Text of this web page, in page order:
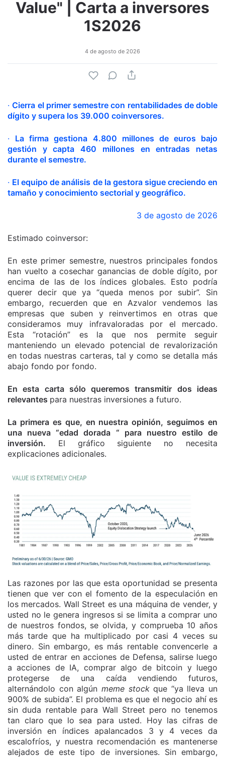
Value" | Carta a inversores
1S2026
4 de agosto de 2026
·Cierra el primer semestre con rentabilidades de doble
dígito y supera los 39.000 coinversores.
· La firma gestiona 4.800 millones de euros bajo
gestión y capta 460 millones en entradas netas
durante el semestre.
· El equipo de análisis de la gestora sigue creciendo en
tamaño y conocimiento sectorial y geográfico.
3 de agosto de 2026
Estimado coinversor:
En este primer semestre, nuestros principales fondos
han vuelto a cosechar ganancias de doble dígito, por
encima de las de los índices globales. Esto podría
querer decir que ya “queda menos por subir”. Sin
embargo, recuerden que en Azvalor vendemos las
empresas que suben y reinvertimos en otras que
consideramos muy infravaloradas por el mercado.
Esta “rotación” es la que nos permite seguir
manteniendo un elevado potencial de revalorización
en todas nuestras carteras, tal y como se detalla más
abajo fondo por fondo.
En esta carta sólo queremos transmitir dos ideas
relevantes para nuestras inversiones a futuro.
La primera es que, en nuestra opinión, seguimos en
una nueva “edad dorada “ para nuestro estilo de
inversión. El gráfico siguiente no necesita
explicaciones adicionales.
Las razones por las que esta oportunidad se presenta
tienen que ver con el fomento de la especulación en
los mercados. Wall Street es una máquina de vender, y
usted no le genera ingresos si se limita a comprar uno
de nuestros fondos, se olvida, y comprueba 10 años
más tarde que ha multiplicado por casi 4 veces su
dinero. Sin embargo, es más rentable convencerle a
usted de entrar en acciones de Defensa, salirse luego
a acciones de IA, comprar algo de bitcoin y luego
protegerse de una caída vendiendo futuros,
alternándolo con algún meme stockque “ya lleva un
900% de subida”. El problema es que el negocio ahí es
sin duda rentable para Wall Street pero no tenemos
tan claro que lo sea para usted. Hoy las cifras de
inversión en índices apalancados 3 y 4 veces da
escalofríos, y nuestra recomendación es mantenerse
alejados de este tipo de inversiones. Sin embargo,